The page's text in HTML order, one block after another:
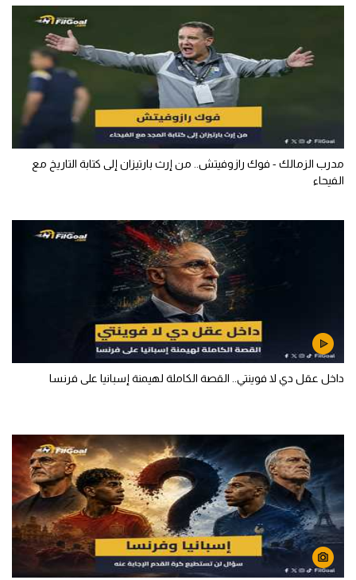
مدرب الزمالك - فوك رازوفيتش.. من إرث بارتيزان إلى كتابة التاريخ مع
الفيحاء
داخل عقل دي لا فوينتي.. القصة الكاملة لهيمنة إسبانيا على فرنسا